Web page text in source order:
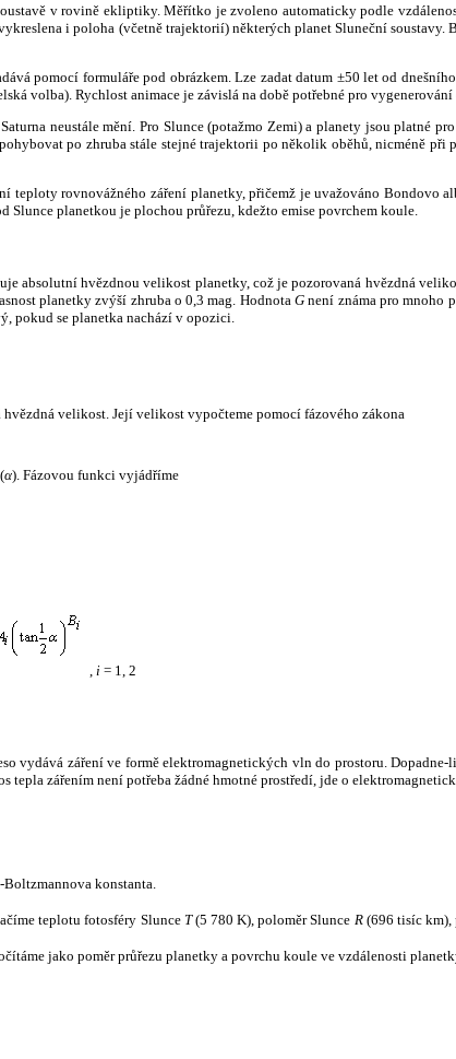
v rovině ekliptiky. Měřítko je zvoleno automaticky podle
i poloha (včetně trajektorií) některých planet Sluneční soustavy.
pomocí formuláře pod obrázkem. Lze zadat datum ±50 let od
volba). Rychlost animace je závislá na době potřebné pro vygenerování
neustále mění. Pro Slunce (potažmo Zemi) a planety jsou platné
po zhruba stále stejné trajektorii po několik oběhů, nicméně
teploty rovnovážného záření planetky, přičemž je uvažováno Bondovo
planetkou je plochou průřezu, kdežto emise povrchem koule.
absolutní hvězdnou velikost planetky, což je pozorovaná hvězdná
planetky zvýší zhruba o 0,3 mag. HodnotaG není známa pro mnoho
pokud se planetka nachází v opozici.
hvězdná velikost. Její velikost vypočteme pomocí fázového zákona
(α). Fázovou funkci vyjádříme
, i = 1, 2
vydává záření ve formě elektromagnetických vln do prostoru.
tepla zářením není potřeba žádné hmotné prostředí, jde o
konstanta.
teplotu fotosféry Slunce T(5 780 K), poloměr Slunce R(696 tisíc km),
jako poměr průřezu planetky a povrchu koule ve vzdálenosti